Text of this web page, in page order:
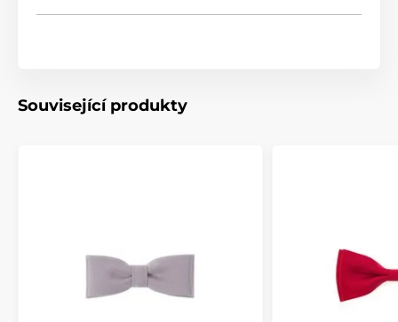
Související produkty